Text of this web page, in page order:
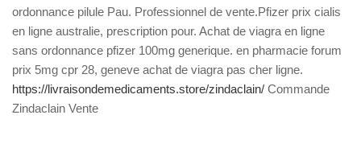
ordonnance pilule Pau. Professionnel de vente.Pfizer prix cialis
en ligne australie, prescription pour. Achat de viagra en ligne
sans ordonnance pfizer 100mg generique. en pharmacie forum
prix 5mg cpr 28, geneve achat de viagra pas cher ligne.
https://livraisondemedicaments.store/zindaclain/ Commande
Zindaclain Vente